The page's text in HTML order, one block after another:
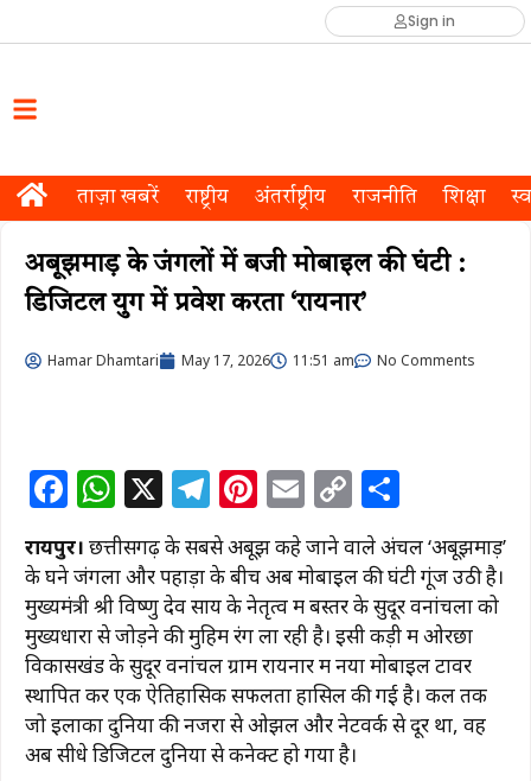
Sign in
ताज़ा खबरें राष्ट्रीय अंतर्राष्ट्रीय राजनीति शिक्षा
अबूझमाड़ के जंगलों में बजी मोबाइल की घंटी :
डिजिटल युग में प्रवेश करता ‘रायनार’
Hamar Dhamtari May 17, 2026 11:51 am No Comments
F
c
e
b
o
o
k
W
h
at
s
A
p
p
X T
el
e
g
ra
m
Pi
te
re
st
E
m
ai
l
C
o
p
y
Li
n
k
ar
e
रायपुर। छत्तीसगढ़ के सबसे अबूझ कहे जाने वाले अंचल ‘अबूझमाड़’
के घने जंगलों और पहाड़ों के बीच अब मोबाइल की घंटी गूंज उठी है।
मुख्यमंत्री श्री विष्णु देव साय के नेतृत्व में बस्तर के सुदूर वनांचलों को
मुख्यधारा से जोड़ने की मुहिम रंग ला रही है। इसी कड़ी में ओरछा
विकासखंड के सुदूर वनांचल ग्राम रायनार में नया मोबाइल टावर
स्थापित कर एक ऐतिहासिक सफलता हासिल की गई है। कल तक
जो इलाका दुनिया की नजरों से ओझल और नेटवर्क से दूर था, वह
अब सीधे डिजिटल दुनिया से कनेक्ट हो गया है।